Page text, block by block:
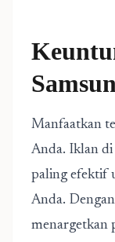
Manfaatkan
Anda. Iklan di
paling efektif
Anda.
menargetkan